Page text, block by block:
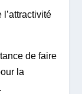
de faire
la